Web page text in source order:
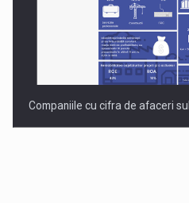
Companiile cu cifra de afaceri